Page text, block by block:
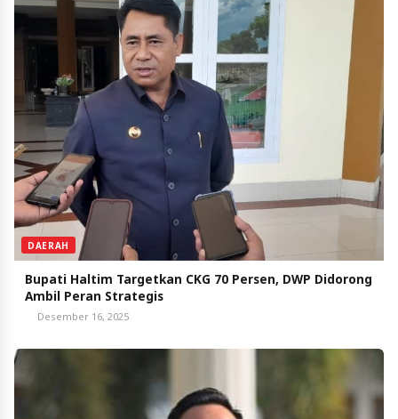
DAERAH
Bupati Haltim Targetkan CKG 70 Persen, DWP Didorong
Ambil Peran Strategis
Desember 16, 2025